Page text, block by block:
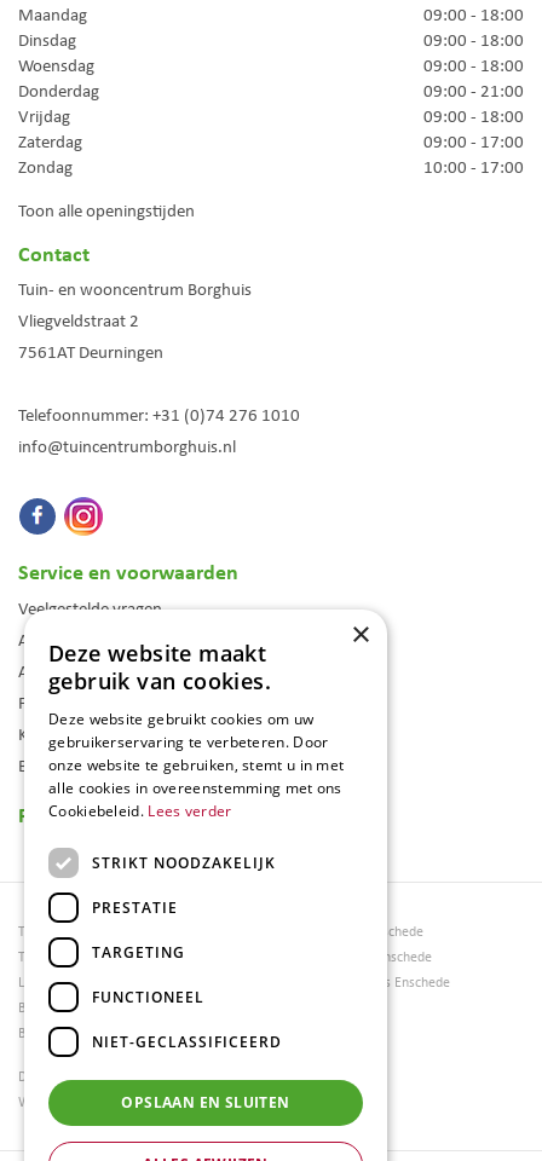
Maandag
09:00 - 18:00
Dinsdag
09:00 - 18:00
Woensdag
09:00 - 18:00
Donderdag
09:00 - 21:00
Vrijdag
09:00 - 18:00
Zaterdag
09:00 - 17:00
Zondag
10:00 - 17:00
Toon alle openingstijden
Contact
Tuin- en wooncentrum Borghuis
Vliegveldstraat 2
7561AT Deurningen
Telefoonnummer: +31 (0)74 276 1010
info@tuincentrumborghuis.nl
Service en voorwaarden
Veelgestelde vragen
Algemene voorwaarden
Assortiment
Folder
Klantenkaart
Blog
Reviews
Tuincentrum Borghuis
Tuinmeubels
Loungesets
Bloemen
Barbecues
Tuinmeubels Enschede
Tuinmeubelen Enschede
Woonaccessoires Enschede
Dierenwinkel Enschede
Weber bbq kopen Hengelo
×
Deze website maakt
gebruik van cookies.
Deze website gebruikt cookies om uw
gebruikerservaring te verbeteren. Door
onze website te gebruiken, stemt u in met
alle cookies in overeenstemming met ons
Cookiebeleid. Lees verder
STRIKT NOODZAKELIJK
PRESTATIE
TARGETING
FUNCTIONEEL
NIET-GECLASSIFICEERD
OPSLAAN EN SLUITEN